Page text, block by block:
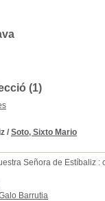
(1)
/ Soto, Sixto Mario
Señora de Estíbaliz
Barrutia